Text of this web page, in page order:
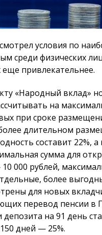
условия по
среди физических
еще привлекательнее.
«Народный вклад»
на
при сроке
длительном
составит 22%,
сумма для
000 рублей,
более
для новых
перевод пенсии в
на 91 день
дней — 25%.